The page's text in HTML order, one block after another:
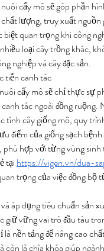
cấy mô sẽ góp phần
lượng, truy xuất
quan trọng khi công
loại cây trồng khác,
nghiệp và cây đặc sản.
tiễn canh tác
cấy mô sẽ chỉ thực sự
tác ngoài đồng ruộng.
tính cây giống mô, quy
điểm của giống sạch bệnh.
hợp với từng vùng sinh
tại https://vigen.vn/dua-
trọng của việc đồng bộ
áp dụng tiêu chuẩn sản
giữ vững vai trò đầu tàu
nền tảng để nâng cao
là chìa khóa giúp